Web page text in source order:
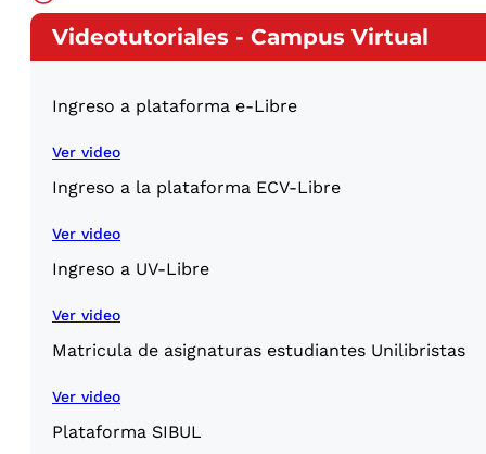
Videotutoriales - Campus Virtual
Ingreso a plataforma e-Libre
Ver video
Ingreso a la plataforma ECV-Libre
Ver video
Ingreso a UV-Libre
Ver video
Matricula de asignaturas estudiantes Unilibristas
Ver video
Plataforma SIBUL